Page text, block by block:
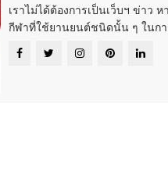
เราไม่ได้ต้องการเป็นเว็บฯ ข่าว
กีฬาที่ใช้ยานยนต์ชนิดนั้น ๆ ในกา